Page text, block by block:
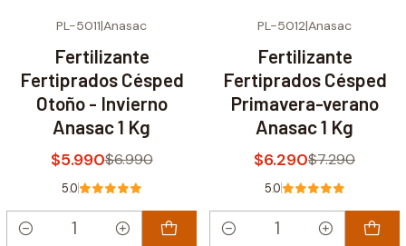
PL-5011|Anasac
Fertilizante
Fertiprados Césped
Otoño - Invierno
Anasac 1 Kg
$5.990$6.990
5.0
Cantidad
PL-5012|Anasac
Fertilizante
Fertiprados Césped
Primavera-verano
Anasac 1 Kg
$6.290$7.290
5.0
Cantidad